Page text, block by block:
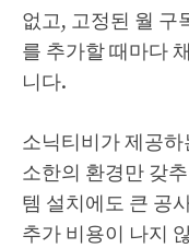
없고, 고정된 월 구
를 추가할 때마다
니다.
소닉티비가 제공
소한의 환경만 갖
템 설치에도 큰 공
추가 비용이 나지